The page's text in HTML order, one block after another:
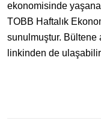
ekonomisinde
TOBB Haftalık
sunulmuştur. Bültene
linkinden de